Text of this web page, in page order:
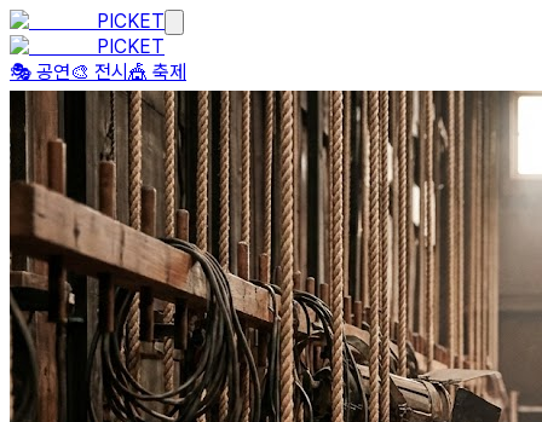
PICKET
PICKET
🎭 공연🎨 전시 🎪 축제